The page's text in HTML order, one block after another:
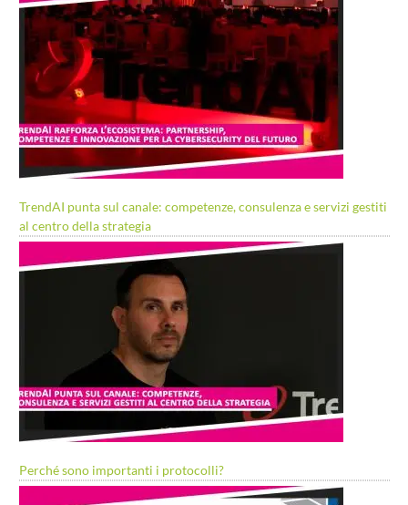
TrendAI punta sul canale: competenze, consulenza e servizi gestiti
al centro della strategia
Perché sono importanti i protocolli?